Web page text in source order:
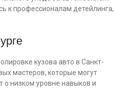
к профессионалам детейлинга,
кузова авто в Санкт-
мастеров, которые могут
о низком уровне навыков и